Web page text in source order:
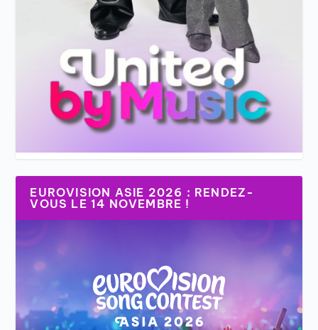
EUROVISION ASIE 2026 : RENDEZ-
VOUS LE 14 NOVEMBRE !